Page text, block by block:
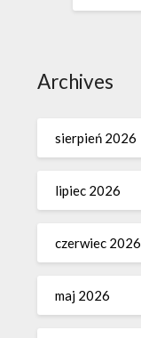
Archives
sierpień 2026
lipiec 2026
czerwiec 2026
maj 2026